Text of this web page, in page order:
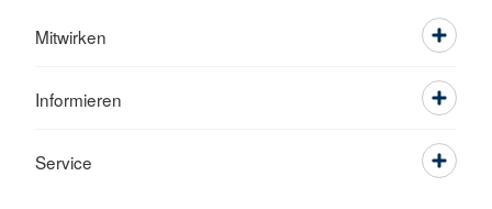
Mitwirken
Informieren
Service